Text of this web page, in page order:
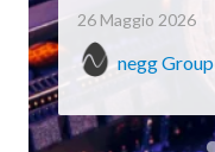
26 Maggio 2026
negg Group